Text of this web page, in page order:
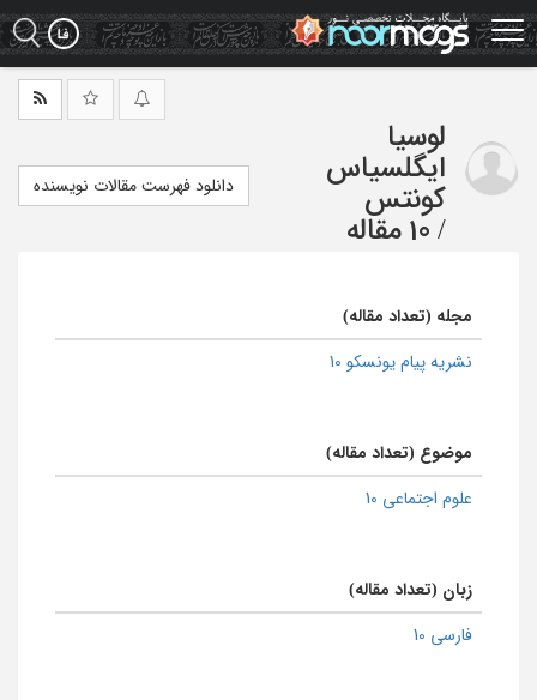
Skip
to
main
لوسیا
ایگلسیاس
کونتس
/ 10 مقاله
دانلود فهرست مقالات نویسنده
مجله (تعداد مقاله)
نشریه پیام یونسکو 10
موضوع (تعداد مقاله)
علوم اجتماعی 10
زبان (تعداد مقاله)
فارسی 10